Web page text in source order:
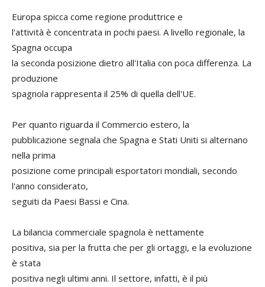
Europa spicca come regione produttrice e
l'attività è concentrata in pochi paesi. A livello regionale, la
Spagna occupa
la seconda posizione dietro all'Italia con poca differenza. La
produzione
spagnola rappresenta il 25% di quella dell'UE.
Per quanto riguarda il Commercio estero, la
pubblicazione segnala che Spagna e Stati Uniti si alternano
nella prima
posizione come principali esportatori mondiali, secondo
l'anno considerato,
seguiti da Paesi Bassi e Cina.
La bilancia commerciale spagnola è nettamente
positiva, sia per la frutta che per gli ortaggi, e la evoluzione
è stata
positiva negli ultimi anni. Il settore, infatti, è il più